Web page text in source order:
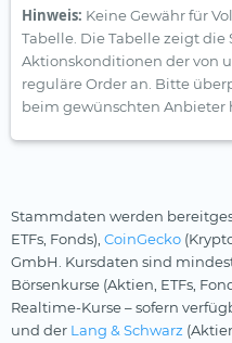
Hinweis: Keine Gewähr für
Tabelle. Die Tabelle zeigt die
Aktionskonditionen der von
reguläre Order an. Bitte
beim gewünschten Anbieter
Stammdaten werden
ETFs, Fonds), CoinGecko
GmbH. Kursdaten sind
Börsenkurse (Aktien, ETFs,
Realtime-Kurse – sofern
und der Lang & Schwarz